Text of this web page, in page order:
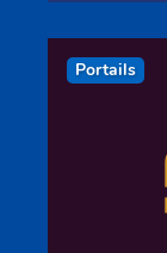
Portails